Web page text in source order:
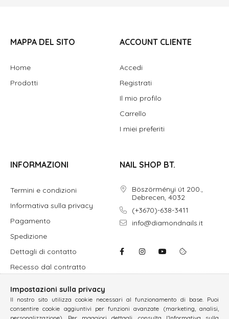
MAPPA DEL SITO
Home
Prodotti
ACCOUNT CLIENTE
Accedi
Registrati
Il mio profilo
Carrello
I miei preferiti
INFORMAZIONI
Termini e condizioni
Informativa sulla privacy
Pagamento
Spedizione
Dettagli di contatto
Recesso dal contratto
NAIL SHOP BT.
Böszörményi út 200.,
Debrecen, 4032
(+3670)-638-3411
info@diamondnails.it
Impostazioni sulla privacy
Il nostro sito utilizza cookie necessari al funzionamento di base. Puoi
consentire cookie aggiuntivi per funzioni avanzate (marketing, analisi,